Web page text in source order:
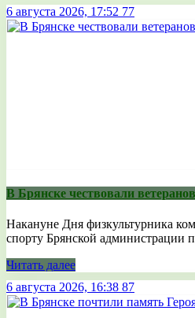
6 августа 2026, 17:52 77
В Брянске чествовали
Накануне Дня физкультурника
спорту Брянской администрации
Читать далее
6 августа 2026, 16:38 87